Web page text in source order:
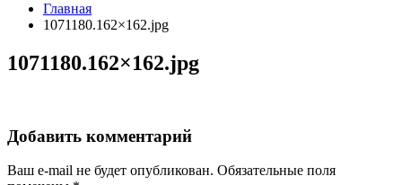
Главная
1071180.162×162.jpg
1071180.162×162.jpg
Добавить комментарий
Ваш e-mail не будет опубликован. Обязательные поля